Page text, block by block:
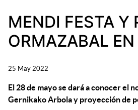
MENDI FESTA Y
ORMAZABAL
25 May 2022
El 28 de mayo se dará a conocer el
Gernikako Arbola y proyección de